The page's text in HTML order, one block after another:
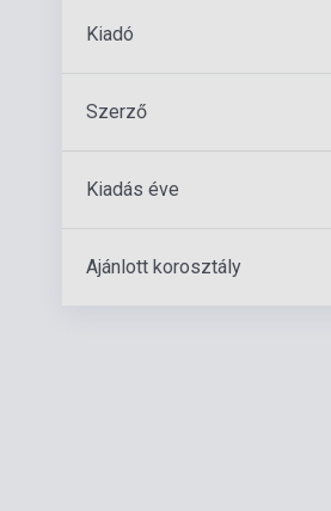
Kiadó
Szerző
Kiadás éve
Ajánlott korosztály